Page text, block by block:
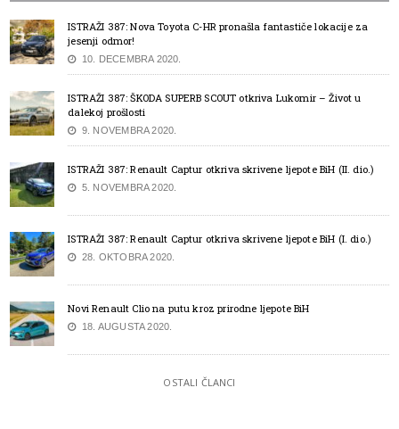
ISTRAŽI 387: Nova Toyota C-HR pronašla fantastiče lokacije za
jesenji odmor!
10. DECEMBRA 2020.
ISTRAŽI 387: ŠKODA SUPERB SCOUT otkriva Lukomir – Život u
dalekoj prošlosti
9. NOVEMBRA 2020.
ISTRAŽI 387: Renault Captur otkriva skrivene ljepote BiH (II. dio.)
5. NOVEMBRA 2020.
ISTRAŽI 387: Renault Captur otkriva skrivene ljepote BiH (I. dio.)
28. OKTOBRA 2020.
Novi Renault Clio na putu kroz prirodne ljepote BiH
18. AUGUSTA 2020.
OSTALI ČLANCI